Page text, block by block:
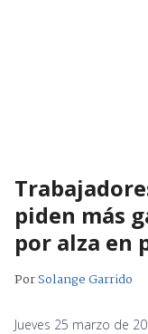
piden más
por alza en
PorSolange Garrido
Jueves 25 marzo de